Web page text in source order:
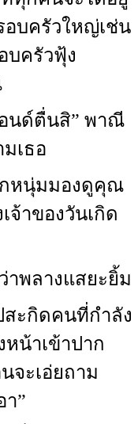
บครัวใหญ่เช่น
บครัวฟุ้ง
ตื่นสิ” พาณี
เธอ
นุ่มมองดูคุณ
จ้าของวันเกิด
ลางแสยะยิ้ม
ดคนที่กำลัง
น้าเข้าปาก
จะเอ่ยถาม
”